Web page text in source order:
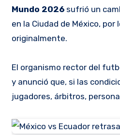
Mundo 2026 sufrió un
en la Ciudad de México,
originalmente.
El organismo rector del
y anunció que, si las
jugadores, árbitros,